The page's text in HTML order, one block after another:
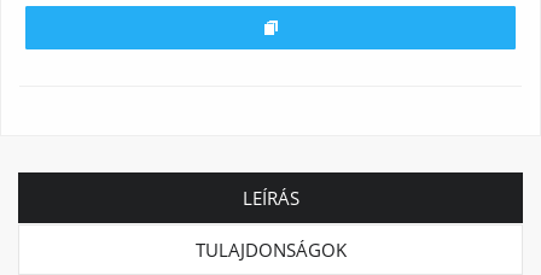
LEÍRÁS
TULAJDONSÁGOK